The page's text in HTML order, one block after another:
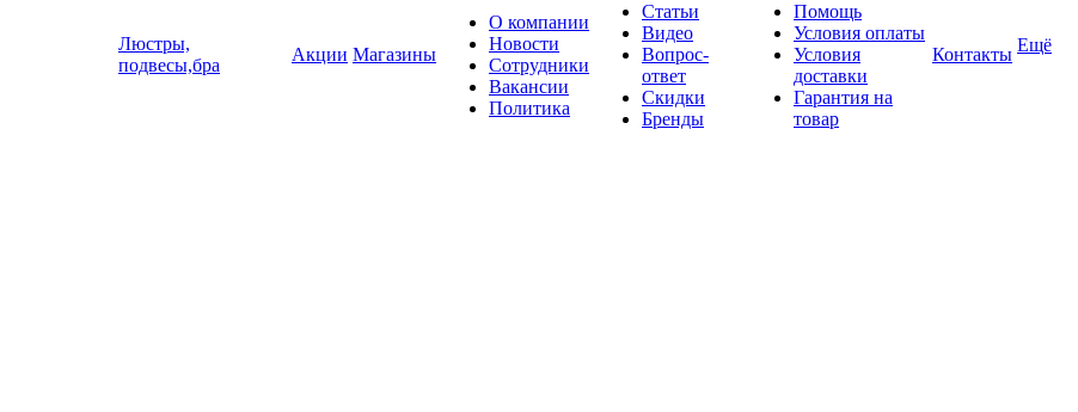
Люстры,
подвесы,бра
Акции Магазины
О компании
Новости
Сотрудники
Вакансии
Политика
Статьи
Видео
Вопрос-
ответ
Скидки
Бренды
Помощь
Условия оплаты
Условия
доставки
Гарантия на
товар
Контакты Ещё